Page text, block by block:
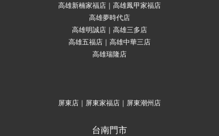
高雄新楠家福店｜高雄鳳甲家福店
高雄夢時代店
高雄明誠店｜高雄三多店
高雄五福店｜高雄中華三店
高雄瑞隆店
屏東店｜屏東家福店｜屏東潮州店
台南門市